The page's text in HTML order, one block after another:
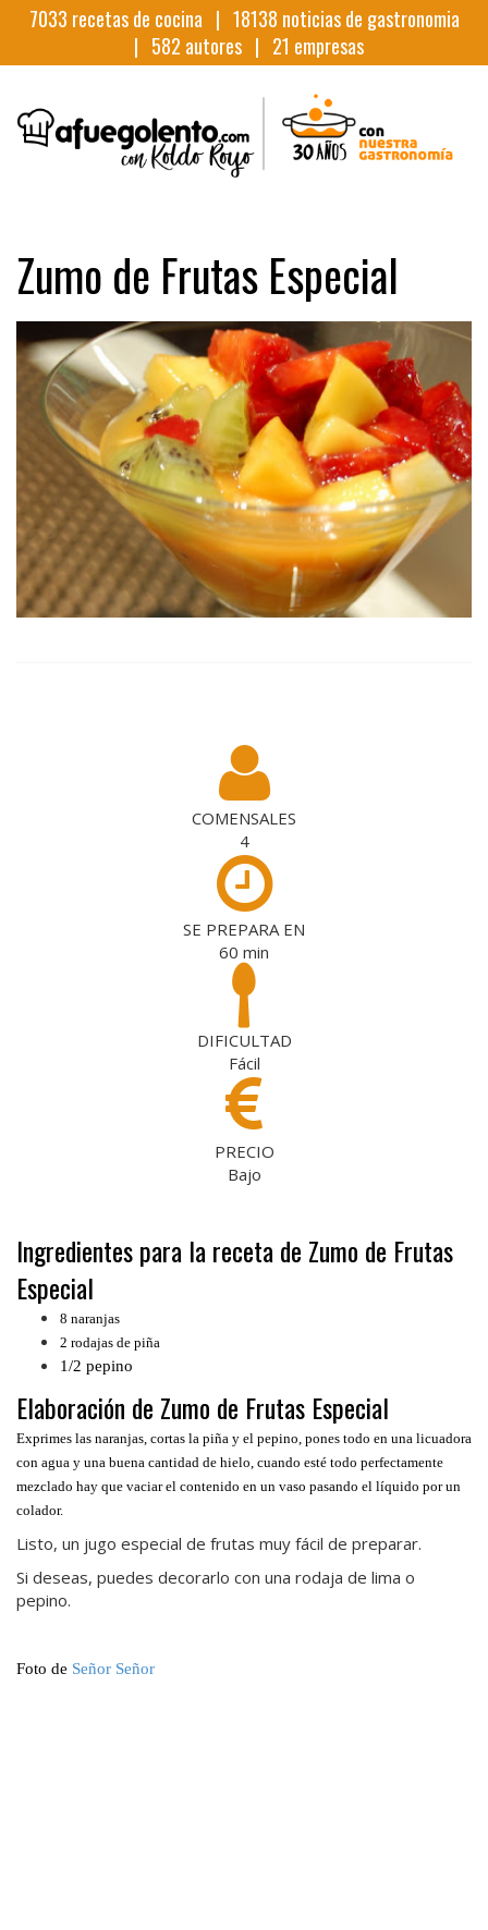
7033 recetas de cocina | 18138 noticias de gastronomia
| 582 autores | 21 empresas
Zumo de Frutas Especial
COMENSALES
4
SE PREPARA EN
60 min
DIFICULTAD
Fácil
PRECIO
Bajo
Ingredientes para la receta de Zumo de Frutas
Especial
8 naranjas
2 rodajas de piña
1/2 pepino
Elaboración de Zumo de Frutas Especial
Exprimes las naranjas, cortas la piña y el pepino, pones todo en una licuadora
con agua y una buena cantidad de hielo, cuando esté todo perfectamente
mezclado hay que vaciar el contenido en un vaso pasando el líquido por un
colador.
Listo, un jugo especial de frutas muy fácil de preparar.
Si deseas, puedes decorarlo con una rodaja de lima o
pepino.
Foto de Señor Señor